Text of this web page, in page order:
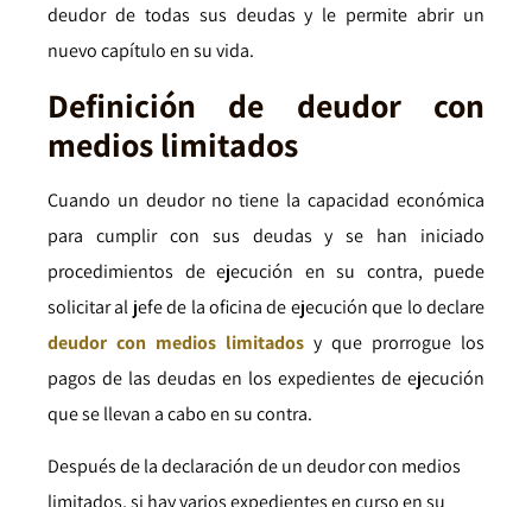
deudor de todas sus deudas y le permite abrir un
nuevo capítulo en su vida.
Definición de deudor con
medios limitados
Cuando un deudor no tiene la capacidad económica
para cumplir con sus deudas y se han iniciado
procedimientos de ejecución en su contra, puede
solicitar al jefe de la oficina de ejecución que lo declare
deudor con medios limitados y que prorrogue los
pagos de las deudas en los expedientes de ejecución
que se llevan a cabo en su contra.
Después de la declaración de un deudor con medios